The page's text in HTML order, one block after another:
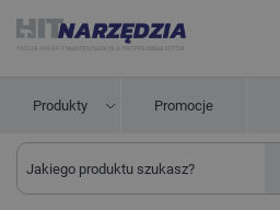
Produkty Promocje